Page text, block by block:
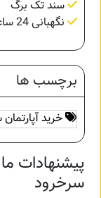
سند تک برگ
نگهبانی 24 ساعته
برچسب ها
خرید
پیشنهادات
سرخرود